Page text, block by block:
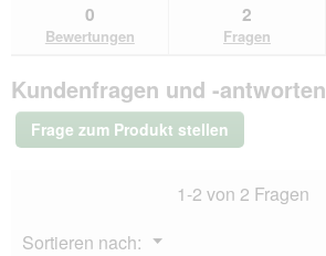
Dialogfeld
geöffnet.
Welpenset
blau
durchsuchen
0
Bewertungen
2
Fragen
Kundenfragen und -antworten
Frage zum Produkt stellen
1-2 von 2 Fragen
Sortieren nach:
▼
Menü